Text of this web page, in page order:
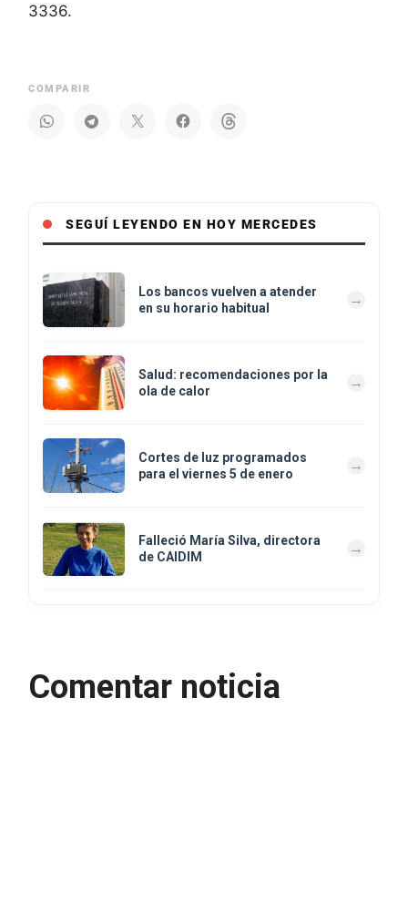
3336.
COMPARIR
SEGUÍ LEYENDO EN HOY MERCEDES
Los bancos vuelven a atender
en su horario habitual
Salud: recomendaciones por la
ola de calor
Cortes de luz programados
para el viernes 5 de enero
Falleció María Silva, directora
de CAIDIM
Comentar noticia